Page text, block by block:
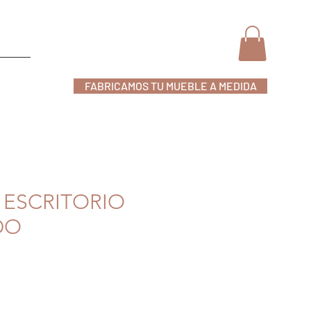
FABRICAMOS TU MUEBLE A MEDIDA